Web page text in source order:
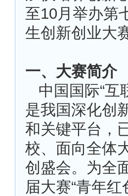
至10月举办第
生创新创业大
一、大赛简介
中国国际“互
是我国深化创
和关键平台，
校、面向全体
创盛会。为全
届大赛“青年